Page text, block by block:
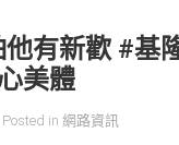
他有新歡 #基
美體
Posted in 網路資訊